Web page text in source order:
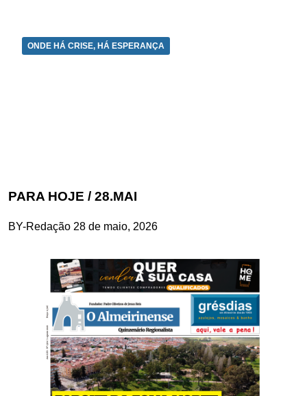
ONDE HÁ CRISE, HÁ ESPERANÇA
PARA HOJE / 28.MAI
BY-Redação 28 de maio, 2026